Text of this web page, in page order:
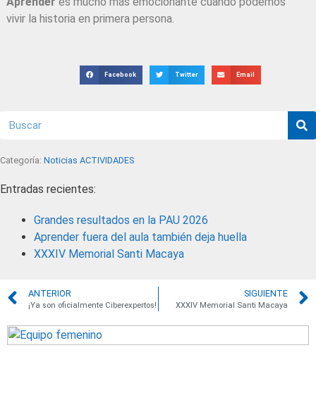
vivir la historia en primera persona.
Facebook Twitter Email
Categoría: Noticias ACTIVIDADES
Entradas recientes:
Grandes resultados en la PAU 2026
Aprender fuera del aula también deja huella
XXXIV Memorial Santi Macaya
ANTERIOR
¡Ya son oficialmente Ciberexpertos!
SIGUIENTE
XXXIV Memorial Santi Macaya